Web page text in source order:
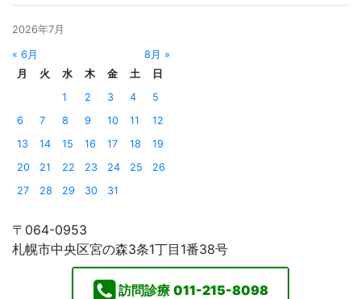
2026年7月
« 6月
8月 »
月
火 水 木 金 土
日
1
2 3 4
5
6
7 8 9 10 11
12
13
14 15 16 17 18
19
20
21 22 23 24 25
26
27
28 29 30 31
〒064-0953
札幌市中央区宮の森3条1丁目1番38号
訪問診療 011-215-8098